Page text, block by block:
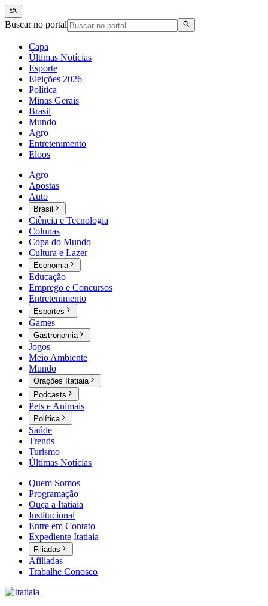
Buscar no portal
Capa
Últimas Notícias
Esporte
Eleições 2026
Política
Minas Gerais
Brasil
Mundo
Agro
Entretenimento
Eloos
Agro
Apostas
Auto
Brasil
Ciência e Tecnologia
Colunas
Copa do Mundo
Cultura e Lazer
Economia
Educação
Emprego e Concursos
Entretenimento
Esportes
Games
Gastronomia
Jogos
Meio Ambiente
Mundo
Orações Itatiaia
Podcasts
Pets e Animais
Política
Saúde
Trends
Turismo
Últimas Notícias
Quem Somos
Programação
Ouça a Itatiaia
Institucional
Entre em Contato
Expediente Itatiaia
Filiadas
Afiliadas
Trabalhe Conosco